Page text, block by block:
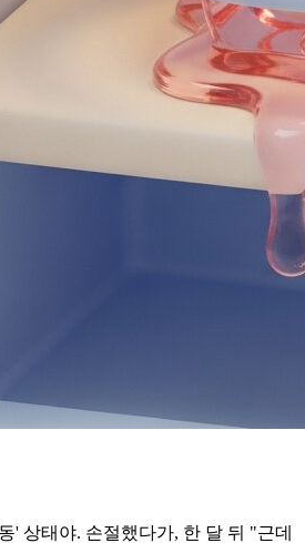
' 상태야. 손절했다가, 한 달 뒤 "근데